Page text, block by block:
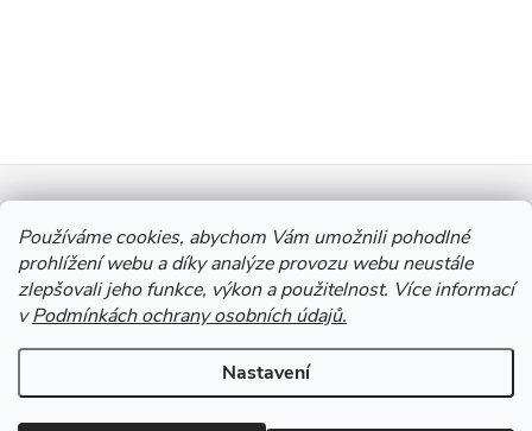
Používáme cookies, abychom Vám umožnili pohodlné
prohlížení webu a díky analýze provozu webu neustále
zlepšovali jeho funkce, výkon a použitelnost. Více informací
vPodmínkách ochrany osobních údajů.
Nastavení
v
ý
p
i
s
u
Z
á
p
a
Výkup Jinočany - výkup barevných kovů a autobaterií
Copyright 2026Autobaterie Jinočany. Všechna práva vyhrazena.Upravit